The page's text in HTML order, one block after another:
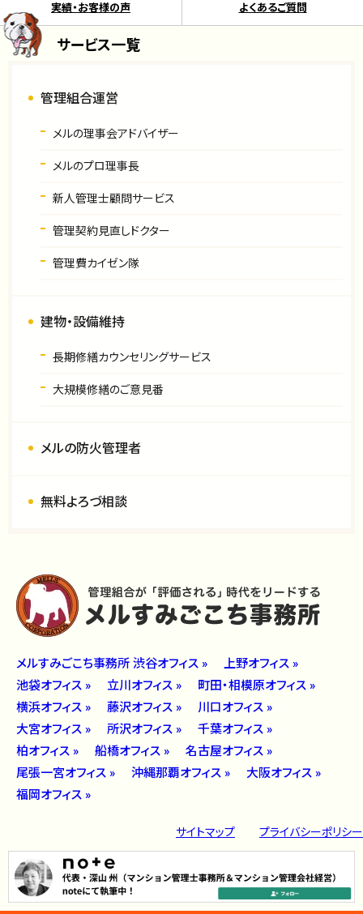
実績・お客様の声 よくあるご質問
サービス一覧
管理組合運営
メルの理事会アドバイザー
メルのプロ理事長
新人管理士顧問サービス
管理契約見直しドクター
管理費カイゼン隊
建物・設備維持
長期修繕カウンセリングサービス
大規模修繕のご意見番
メルの防火管理者
無料よろづ相談
メルすみごこち事務所 渋谷オフィス »
上野オフィス »
池袋オフィス »
立川オフィス »
町田・相模原オフィス »
横浜オフィス »
藤沢オフィス »
川口オフィス »
大宮オフィス »
所沢オフィス »
千葉オフィス »
柏オフィス »
船橋オフィス »
名古屋オフィス »
尾張一宮オフィス »
沖縄那覇オフィス »
大阪オフィス »
福岡オフィス »
サイトマップ プライバシーポリシー